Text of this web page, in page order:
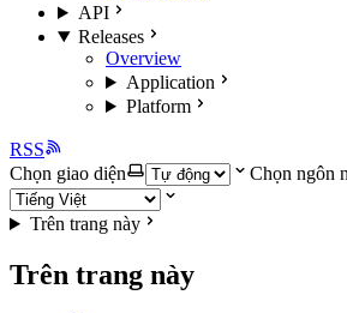
API
Releases
Overview
Application
Platform
RSS
Chọn giao diện
Chọn ngôn
Trên trang này
Trên trang này